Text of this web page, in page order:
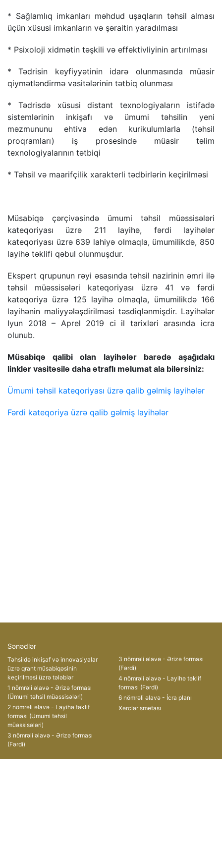
* Sağlamlıq imkanları məhdud uşaqların təhsil alması
üçün xüsusi imkanların və şəraitin yaradılması
* Psixoloji xidmətin təşkili və effektivliyinin artırılması
* Tədrisin keyfiyyətinin idarə olunmasında müasir
qiymətləndirmə vasitələrinin tətbiq olunması
* Tədrisdə xüsusi distant texnologiyaların istifadə
sistemlərinin inkişafı və ümumi təhsilin yeni
məzmununu ehtiva edən kurikulumlarla (təhsil
proqramları) iş prosesində müasir təlim
texnologiyalarının tətbiqi
* Təhsil və maarifçilik xarakterli tədbirlərin keçirilməsi
Müsabiqə çərçivəsində ümumi təhsil müəssisələri
kateqoriyası üzrə 211 layihə, fərdi layihələr
kateqoriyası üzrə 639 lahiyə olmaqla, ümumilikdə, 850
layihə təklifi qəbul olunmuşdur.
Ekspert qrupunun rəyi əsasında təhsil nazirinin əmri ilə
təhsil müəssisələri kateqoriyası üzrə 41 və fərdi
kateqoriya üzrə 125 layihə olmaqla, ümumilikdə 166
layihənin maliyyələşdirilməsi təsdiqlənmişdir. Layihələr
Iyun 2018 – Aprel 2019 ci il tarixləri arasında icra
olunub.
Müsabiqə qalibi olan layihələr barədə aşağıdakı
linklər vasitəsilə daha ətraflı məlumat ala bilərsiniz:
Ümumi təhsil kateqoriyası üzrə qalib gəlmiş layihələr
Fərdi kateqoriya üzrə qalib gəlmiş layihələr
Sənədlər
Təhsildə inkişaf və innovasiyalar
üzrə qrant müsabiqəsinin
keçirilməsi üzrə tələblər
1 nömrəli əlavə - Ərizə forması
(Ümumi təhsil müəssisələri)
2 nömrəli əlavə - Layihə təklif
forması (Ümumi təhsil
müəssisələri)
3 nömrəli əlavə - Ərizə forması
(Fərdi)
3 nömrəli əlavə - Ərizə forması
(Fərdi)
4 nömrəli əlavə - Layihə təklif
forması (Fərdi)
6 nömrəli əlavə - İcra planı
Xərclər smetası